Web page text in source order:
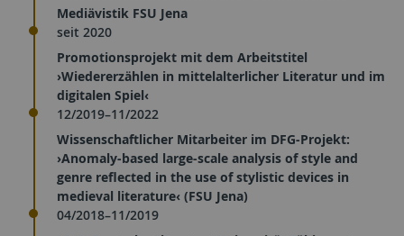
Mediävistik FSU Jena
seit 2020
Promotionsprojekt mit dem Arbeitstitel
›Wiedererzählen in mittelalterlicher Literatur und im
digitalen Spiel‹
12/2019–11/2022
Wissenschaftlicher Mitarbeiter im DFG-Projekt:
›Anomaly-based large-scale analysis of style and
genre reflected in the use of stylistic devices in
medieval literature‹ (FSU Jena)
04/2018–11/2019